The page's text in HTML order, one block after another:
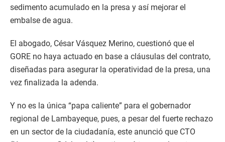
sedimento acumulado en la presa y así mejorar el
embalse de agua.
El abogado, César Vásquez Merino, cuestionó que el
GORE no haya actuado en base a cláusulas del contrato,
diseñadas para asegurar la operatividad de la presa, una
vez finalizada la adenda.
Y no es la única “papa caliente” para el gobernador
regional de Lambayeque, pues, a pesar del fuerte rechazo
en un sector de la ciudadanía, este anunció que CTO